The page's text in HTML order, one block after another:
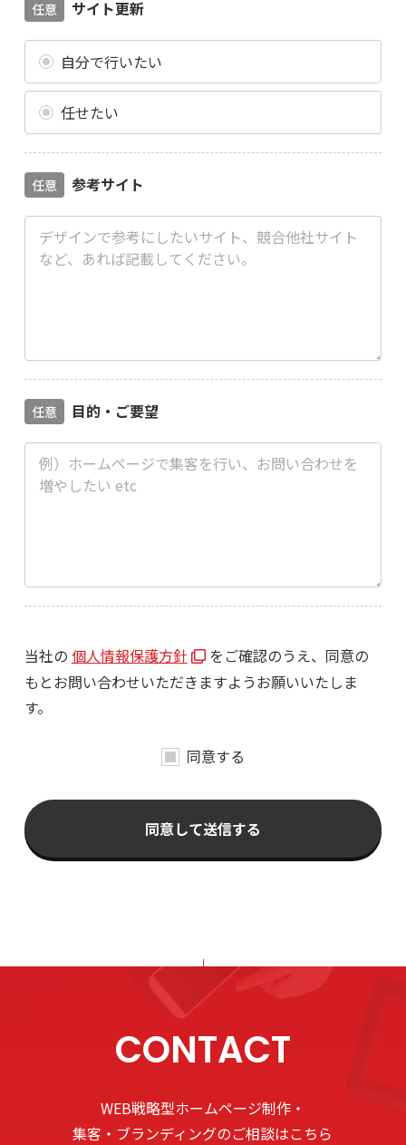
任意 サイト更新
自分で行いたい
任せたい
任意 参考サイト
任意 目的・ご要望
当社の 個人情報保護方針
をご確認のうえ、同意の
もとお問い合わせいただきますようお願いいたしま
す。
同意する
同意して送信する
CONTACT
WEB戦略型ホームページ制作・
集客・ブランディングのご相談はこちら